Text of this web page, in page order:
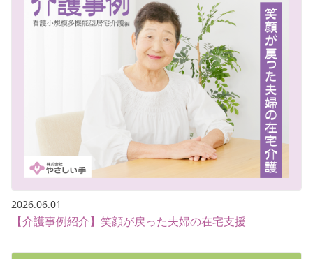
2026.06.01
【介護事例紹介】笑顔が戻った夫婦の在宅支援